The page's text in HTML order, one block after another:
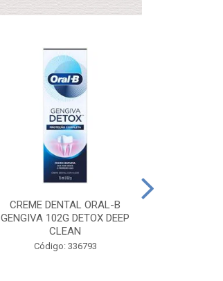
CREME DENTAL ORAL-B
GENGIVA 102G DETOX DEEP
CLEAN
Código: 336793